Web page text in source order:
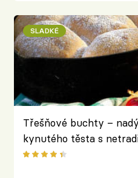
SLADKÉ
Třešňové buchty –
kynutého těsta s